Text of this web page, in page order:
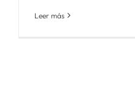
Leer más